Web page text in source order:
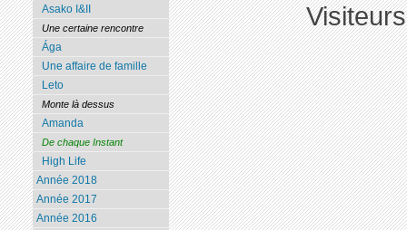
Asako I&II
Une certaine rencontre
Ága
Une affaire de famille
Leto
Monte là dessus
Amanda
De chaque Instant
High Life
Année 2018
Année 2017
Année 2016